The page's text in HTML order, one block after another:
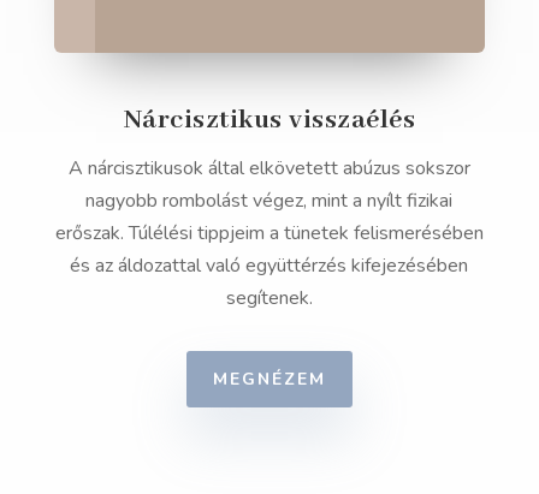
Nárcisztikus visszaélés
A nárcisztikusok által elkövetett abúzus sokszor
nagyobb rombolást végez, mint a nyílt fizikai
erőszak. Túlélési tippjeim a tünetek felismerésében
és az áldozattal való együttérzés kifejezésében
segítenek.
MEGNÉZEM